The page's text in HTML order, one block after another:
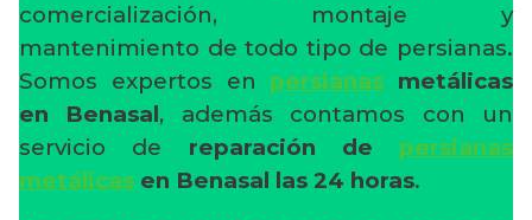
comercialización, montaje y
mantenimiento de todo tipo de persianas.
Somos expertos en persianas metálicas
en Benasal, además contamos con un
servicio de reparación de persianas
metálicas en Benasal las 24 horas.